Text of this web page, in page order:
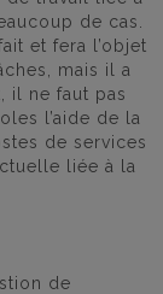
de cas.
et fera l’objet
mais il a
il ne faut pas
l’aide de la
de services
liée à la
de